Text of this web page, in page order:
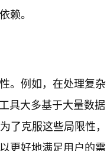
赖。
。例如，在处理复杂
具大多基于大量数据
了克服这些局限性，
更好地满足用户的需